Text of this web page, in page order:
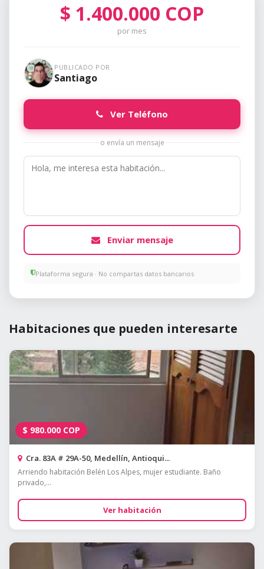
$ 1.400.000 COP
por mes
PUBLICADO POR
Santiago
Ver Teléfono
o envía un mensaje
Enviar mensaje
Plataforma segura · No compartas datos bancarios
Habitaciones que pueden interesarte
$ 980.000 COP
Cra. 83A # 29A-50, Medellín, Antioqui...
Arriendo habitación Belén Los Alpes, mujer estudiante. Baño
privado,...
Ver habitación